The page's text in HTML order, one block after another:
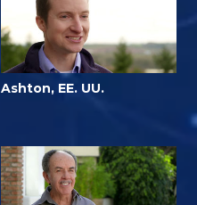
Ashton, EE. UU.